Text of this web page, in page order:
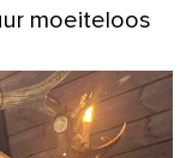
moeiteloos